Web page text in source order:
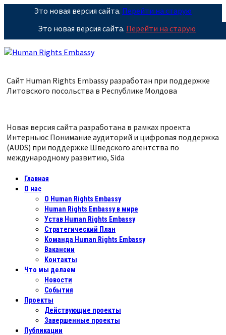
Это новая версия сайта. Перейти на старую
Это новая версия сайта. Перейти на старую
Сайт Human Rights Embassy разработан при поддержке
Литовского посольства в Республике Молдова
Новая версия сайта разработана в рамках проекта
Интерньюс Понимание аудиторий и цифровая поддержка
(AUDS) при поддержке Шведского агентства по
международному развитию, Sida
Главная
О нас
О Human Rights Embassy
Human Rights Embassy в мире
Устав Human Rights Embassy
Стратегический План
Команда Human Rights Embassy
Вакансии
Контакты
Что мы делаем
Новости
События
Проекты
Действующие проекты
Завершенные проекты
Публикации